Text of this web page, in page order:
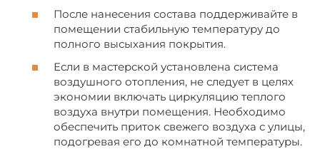
После нанесения состава поддерживайте в
помещении стабильную температуру до
полного высыхания покрытия.
Если в мастерской установлена система
воздушного отопления, не следует в целях
экономии включать циркуляцию теплого
воздуха внутри помещения. Необходимо
обеспечить приток свежего воздуха с улицы,
подогревая его до комнатной температуры.